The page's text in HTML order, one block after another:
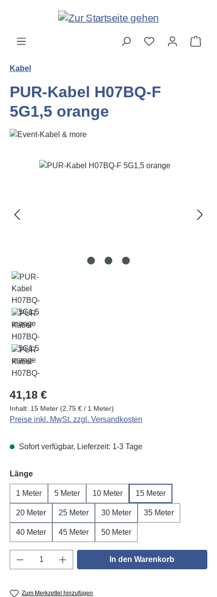
Zum Hauptinhalt springen
Kabel
PUR-Kabel H07BQ-F
5G1,5 orange
Bildergalerie überspringen
Regulärer Preis:
41,18 €
Inhalt: 15 Meter (2,75 € / 1 Meter)
Preise inkl. MwSt. zzgl. Versandkosten
Sofort verfügbar, Lieferzeit: 1-3 Tage
Längeauswählen
1 Meter 5 Meter 10 Meter 15 Meter
20 Meter 25 Meter 30 Meter 35 Meter
40 Meter 45 Meter 50 Meter
Produkt Anzahl: Gib den gewünschten
In den Warenkorb
Zum Merkzettel hinzufügen